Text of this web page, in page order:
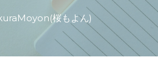
桜もよん)